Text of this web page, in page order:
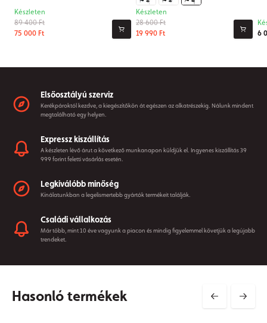
89 400 Ft
75 000 Ft
Készleten
28 600 Ft
19 990 Ft
Készleten
6
Elsőosztályú szerviz
Kerékpároktól kezdve, a kiegészítőkön át egészen az alkatrészekig. Nálunk mindent
megtalálható egy helyen.
Expressz kiszállítás
A készleten lévő árut a következő munkanapon küldjük el. Ingyenes kiszállítás 39
999 forint feletti vásárlás esetén.
Legkiválóbb minőség
Kínálatunkban a legelismertebb gyártók termékeit találják.
Családi vállalkozás
Már több, mint 10 éve vagyunk a piacon és mindig figyelemmel követjük a legújabb
trendeket.
Hasonló termékek